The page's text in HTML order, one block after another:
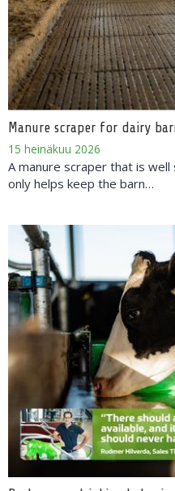
Manure scraper for dairy
15 heinäkuu 2026
A manure scraper that is
only helps keep the barn…